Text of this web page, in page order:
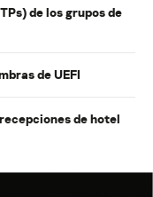
de los grupos de
de UEFI
de hotel